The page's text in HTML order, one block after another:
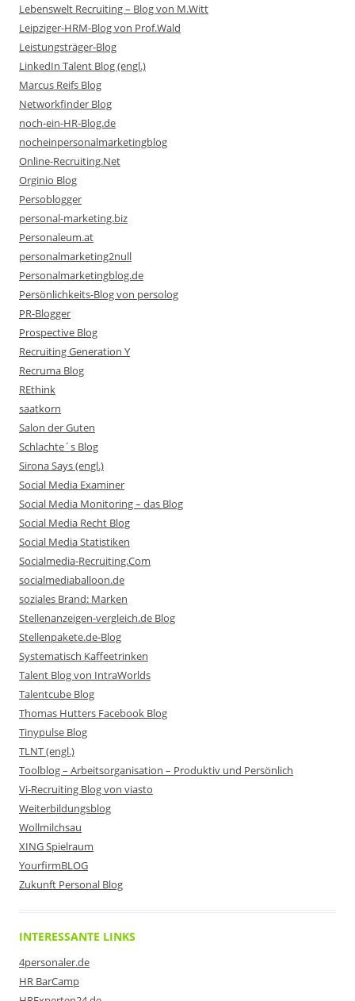
Lebenswelt Recruiting – Blog von M.Witt
Leipziger-HRM-Blog von Prof.Wald
Leistungsträger-Blog
LinkedIn Talent Blog (engl.)
Marcus Reifs Blog
Networkfinder Blog
noch-ein-HR-Blog.de
nocheinpersonalmarketingblog
Online-Recruiting.Net
Orginio Blog
Persoblogger
personal-marketing.biz
Personaleum.at
personalmarketing2null
Personalmarketingblog.de
Persönlichkeits-Blog von persolog
PR-Blogger
Prospective Blog
Recruiting Generation Y
Recruma Blog
REthink
saatkorn
Salon der Guten
Schlachte´s Blog
Sirona Says (engl.)
Social Media Examiner
Social Media Monitoring – das Blog
Social Media Recht Blog
Social Media Statistiken
Socialmedia-Recruiting.Com
socialmediaballoon.de
soziales Brand: Marken
Stellenanzeigen-vergleich.de Blog
Stellenpakete.de-Blog
Systematisch Kaffeetrinken
Talent Blog von IntraWorlds
Talentcube Blog
Thomas Hutters Facebook Blog
Tinypulse Blog
TLNT (engl.)
Toolblog – Arbeitsorganisation – Produktiv und Persönlich
Vi-Recruiting Blog von viasto
Weiterbildungsblog
Wollmilchsau
XING Spielraum
YourfirmBLOG
Zukunft Personal Blog
INTERESSANTE LINKS
4personaler.de
HR BarCamp